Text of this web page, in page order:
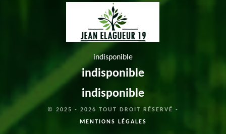
indisponible
indisponible
indisponible
© 2025 - 2026 TOUT DROIT RÉSERVÉ -
MENTIONS LÉGALES